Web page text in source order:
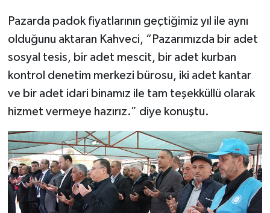
Pazarda padok fiyatlarının geçtiğimiz yıl ile aynı
olduğunu aktaran Kahveci, “Pazarımızda bir adet
sosyal tesis, bir adet mescit, bir adet kurban
kontrol denetim merkezi bürosu, iki adet kantar
ve bir adet idari binamız ile tam teşekküllü olarak
hizmet vermeye hazırız.” diye konuştu.